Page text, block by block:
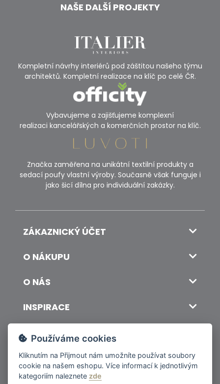
NAŠE DALŠÍ PROJEKTY
Kompletní návrhy interiérů pod záštitou našeho týmu
architektů. Kompletní realizace na klíč po celé ČR.
Vybavujeme a zajišťujeme komplexní
realizaci kancelářských a komerčních prostor na klíč.
Značka zaměřena na unikátní textilní produkty a
sedací poufy vlastní výroby. Současně však funguje i
jako šicí dílna pro individuální zakázky.
ZÁKAZNICKÝ ÚČET
O NÁKUPU
O NÁS
INSPIRACE
DOPRAVA A PLATBA
© 2026 ITALSKY INTERIER s.r.o. Vytvořilo INIZIO Internet Media s.r.o.|
nastavení cookies
Používáme cookies
Kliknutím na Přijmout nám umožníte používat soubory
cookie na našem eshopu. Více informací k jednotlivým
kategoriím naleznete zde